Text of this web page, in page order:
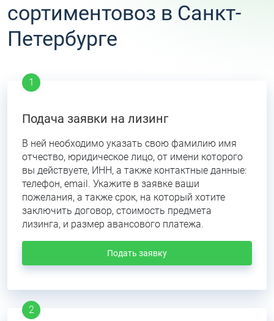
сортиментовоз в Санкт-
Петербурге
Подача заявки на лизинг
В ней необходимо указать свою фамилию имя
отчество, юридическое лицо, от имени которого
вы действуете, ИНН, а также контактные данные:
телефон, email. Укажите в заявке ваши
пожелания, а также срок, на который хотите
заключить договор, стоимость предмета
лизинга, и размер авансового платежа.
Подать заявку